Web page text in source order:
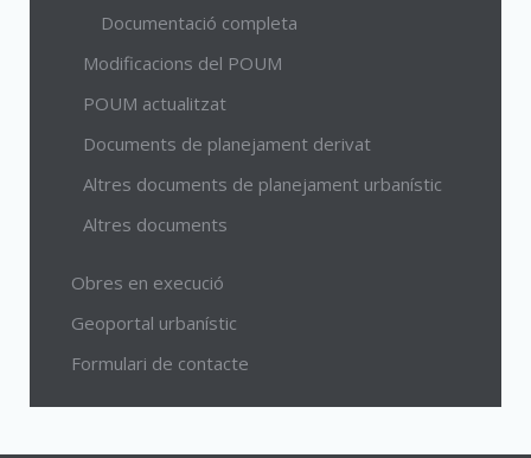
Documentació completa
Modificacions del POUM
POUM actualitzat
Documents de planejament derivat
Altres documents de planejament urbanístic
Altres documents
Obres en execució
Geoportal urbanístic
Formulari de contacte